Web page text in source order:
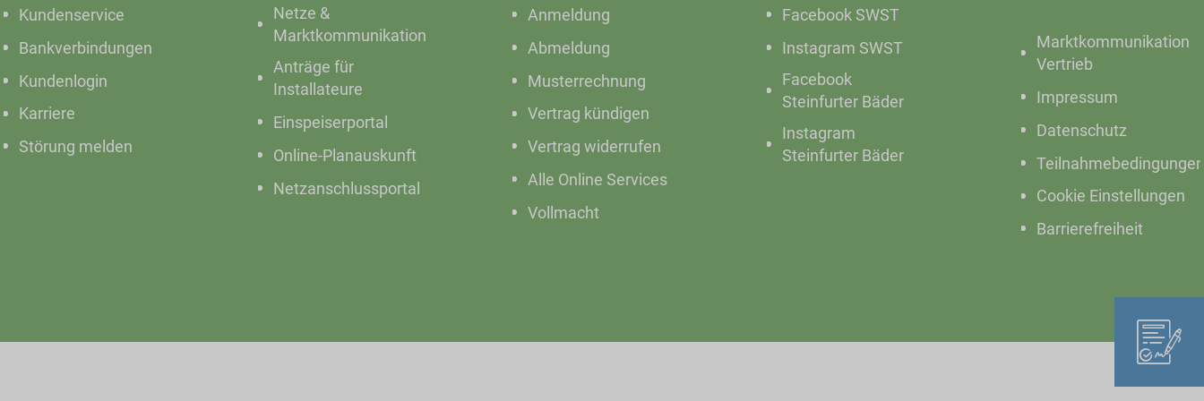
Kundenservice
Bankverbindungen
Kundenlogin
Karriere
Störung melden
Netze &
Marktkommunikation
Anträge für
Installateure
Einspeiserportal
Online-Planauskunft
Netzanschlussportal
Anmeldung
Abmeldung
Musterrechnung
Vertrag kündigen
Vertrag widerrufen
Alle Online Services
Vollmacht
Facebook SWST
Instagram SWST
Facebook
Steinfurter Bäder
Instagram
Steinfurter Bäder
Marktkommunikation
Vertrieb
Impressum
Datenschutz
Teilnahmebedingungen
Cookie Einstellungen
Barrierefreiheit